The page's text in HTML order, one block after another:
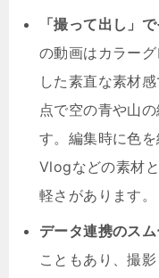
「撮って出し」
の動画はカラー
した素直な素材
点で空の青や山
す。編集時に色
Vlogなどの素材
軽さがあります。
データ連携のスム
こともあり、撮